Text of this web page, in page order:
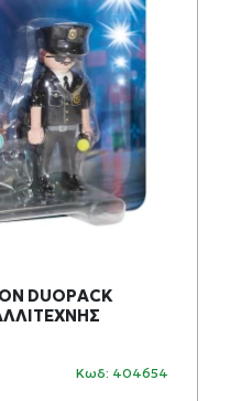
DUOPACK
Κωδ: 404654